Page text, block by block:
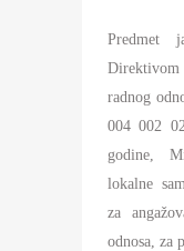
Predmet
Direktivom
radnog
004 002
godine,
lokalne
za
odnosa, za